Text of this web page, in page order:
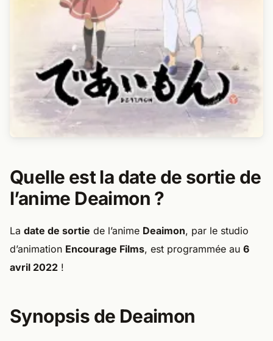
Quelle est la date de sortie de
l’anime Deaimon ?
La date de sortie de l’anime Deaimon, par le studio
d’animation Encourage Films, est programmée au 6
avril 2022 !
Synopsis de Deaimon